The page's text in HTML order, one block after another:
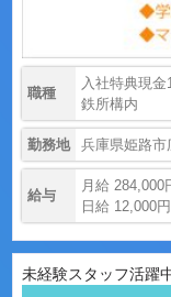
職種
入社特典現
鉄所構内
勤務地 兵庫県姫路市
給与
月給 284,000
日給 12,000円
未経験スタッフ活躍